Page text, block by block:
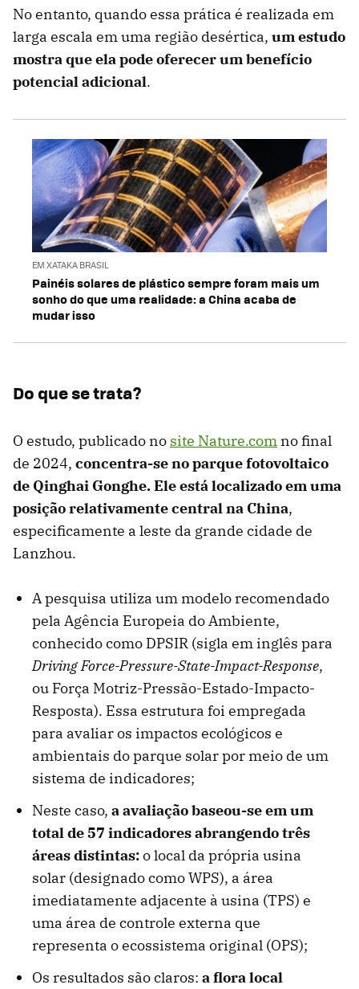
No entanto, quando essa prática é realizada em
larga escala em uma região desértica, um estudo
mostra que ela pode oferecer um benefício
potencial adicional.
EM XATAKA BRASIL
Painéis solares de plástico sempre foram mais um
sonho do que uma realidade: a China acaba de
mudar isso
Do que se trata?
O estudo, publicado no site Nature.com no final
de 2024, concentra-se no parque fotovoltaico
de Qinghai Gonghe. Ele está localizado em uma
posição relativamente central na China,
especificamente a leste da grande cidade de
Lanzhou.
A pesquisa utiliza um modelo recomendado
pela Agência Europeia do Ambiente,
conhecido como DPSIR (sigla em inglês para
Driving Force-Pressure-State-Impact-Response,
ou Força Motriz-Pressão-Estado-Impacto-
Resposta). Essa estrutura foi empregada
para avaliar os impactos ecológicos e
ambientais do parque solar por meio de um
sistema de indicadores;
Neste caso, a avaliação baseou-se em um
total de 57 indicadores abrangendo três
áreas distintas:o local da própria usina
solar (designado como WPS), a área
imediatamente adjacente à usina (TPS) e
uma área de controle externa que
representa o ecossistema original (OPS);
Os resultados são claros: a flora local